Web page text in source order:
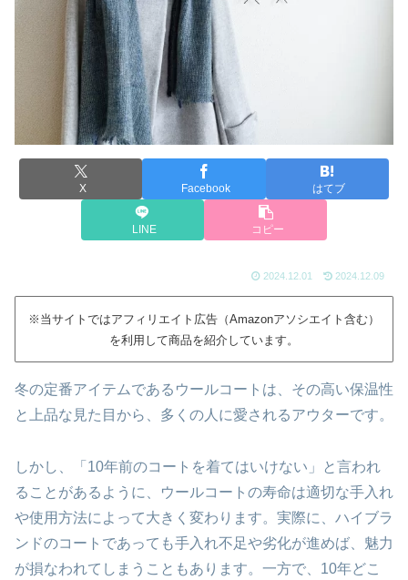
X Facebook はてブ
LINE コピー
2024.12.01 2024.12.09
※当サイトではアフィリエイト広告（Amazonアソシエイト含む）
を利用して商品を紹介しています。
冬の定番アイテムであるウールコートは、その高い保温性
と上品な見た目から、多くの人に愛されるアウターです。
しかし、「10年前のコートを着てはいけない」と言われ
ることがあるように、ウールコートの寿命は適切な手入れ
や使用方法によって大きく変わります。実際に、ハイブラ
ンドのコートであっても手入れ不足や劣化が進めば、魅力
が損なわれてしまうこともあります。一方で、10年どこ